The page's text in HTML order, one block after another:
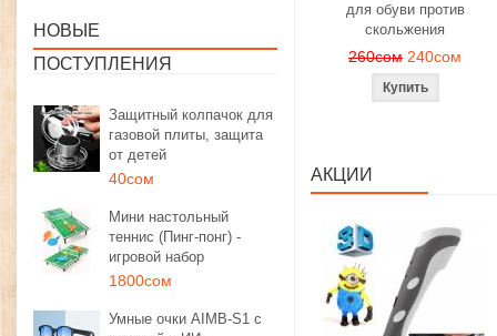
НОВЫЕ
ПОСТУПЛЕНИЯ
Защитный колпачок для
газовой плиты, защита
от детей
40сом
Мини настольный
теннис (Пинг-понг) -
игровой набор
1800сом
Умные очки AIMB-S1 с
для обуви против
скольжения
260сом 240сом
АКЦИИ